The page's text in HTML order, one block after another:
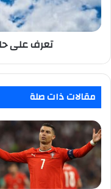
تعرف على
مقالات ذات صلة